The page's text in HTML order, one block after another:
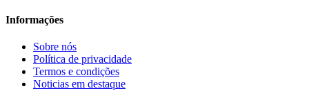
Informações
Sobre nós
Política de privacidade
Termos e condições
Noticias em destaque